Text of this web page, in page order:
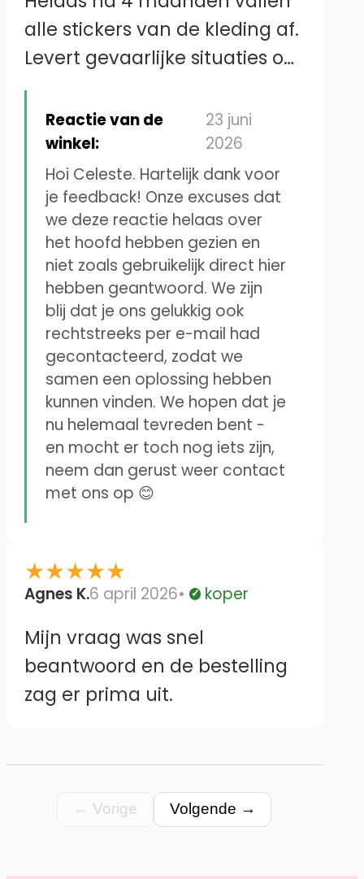
alle stickers van de kleding af.
Levert gevaarlijke situaties op
zoals losse stickers in het
bedje, die de baby in het
mondje wil stoppen
Reactie van de
winkel:
23 juni
2026
Hoi Celeste. Hartelijk dank voor
je feedback! Onze excuses dat
we deze reactie helaas over
het hoofd hebben gezien en
niet zoals gebruikelijk direct hier
hebben geantwoord. We zijn
blij dat je ons gelukkig ook
rechtstreeks per e-mail had
gecontacteerd, zodat we
samen een oplossing hebben
kunnen vinden. We hopen dat je
nu helemaal tevreden bent -
en mocht er toch nog iets zijn,
neem dan gerust weer contact
met ons op 😊
★★★★★
Agnes K.6 april 2026 Geverifieerd
koper
Mijn vraag was snel
beantwoord en de bestelling
zag er prima uit.
← Vorige Volgende →